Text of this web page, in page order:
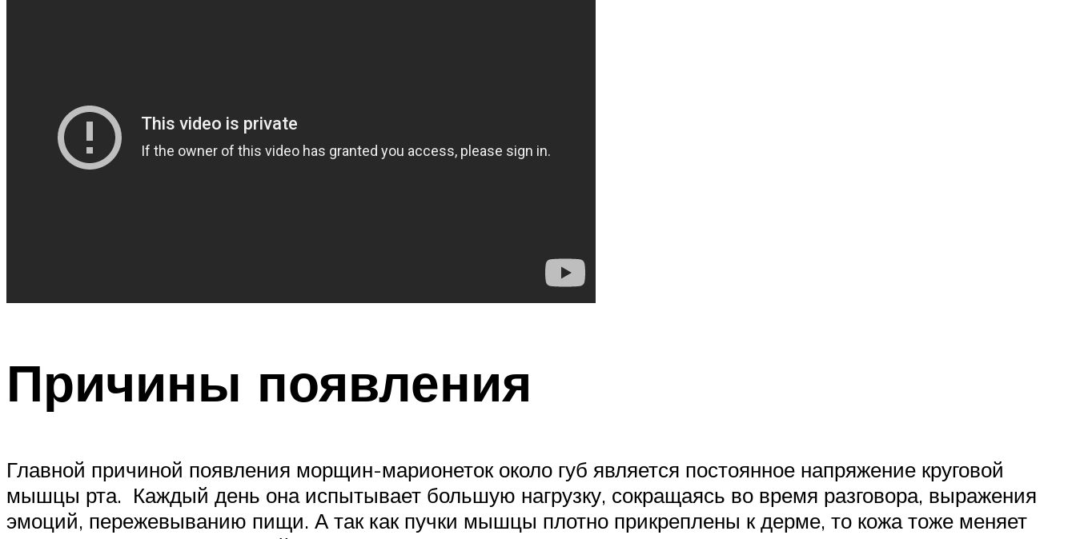
Причины появления
Главной причиной появления морщин-марионеток около губ является постоянное напряжение круговой
мышцы рта. Каждый день она испытывает большую нагрузку, сокращаясь во время разговора, выражения
эмоций, пережевыванию пищи. А так как пучки мышцы плотно прикреплены к дерме, то кожа тоже меняет